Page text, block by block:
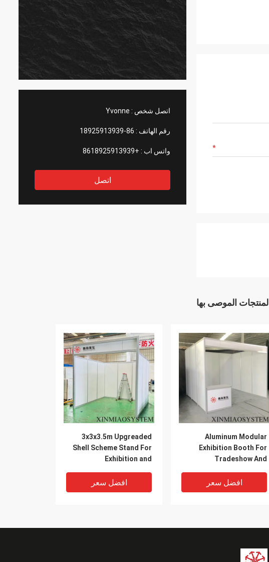
اتصل شخص : Yvonne
رقم الهاتف : 86-18925913939
واتس اب : +8618925913939
اتصل
المنتجات الموصى بها
3x3x3.5m Upgreaded
Shell Scheme Stand For
Exhibition and
Maxima system Booth
Supplier in China
افضل سعر
Aluminum Modular
Exhibition Booth For
Tradeshow And
Customizedافضل سعر